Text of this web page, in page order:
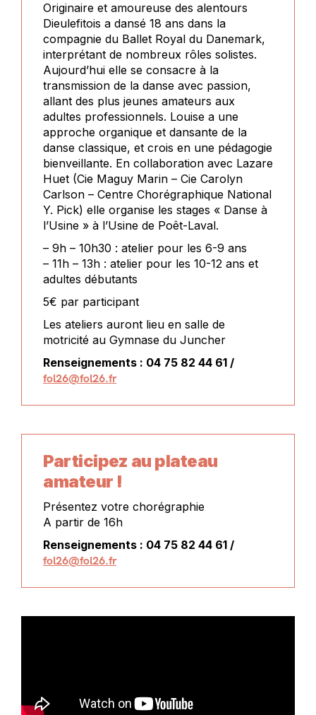
Originaire et amoureuse des alentours
Dieulefitois a dansé 18 ans dans la
compagnie du Ballet Royal du Danemark,
interprétant de nombreux rôles solistes.
Aujourd’hui elle se consacre à la
transmission de la danse avec passion,
allant des plus jeunes amateurs aux
adultes professionnels. Louise a une
approche organique et dansante de la
danse classique, et crois en une pédagogie
bienveillante. En collaboration avec Lazare
Huet (Cie Maguy Marin – Cie Carolyn
Carlson – Centre Chorégraphique National
Y. Pick) elle organise les stages « Danse à
l’Usine » à l’Usine de Poêt-Laval.
– 9h – 10h30 : atelier pour les 6-9 ans
– 11h – 13h : atelier pour les 10-12 ans et
adultes débutants
5€ par participant
Les ateliers auront lieu en salle de
motricité au Gymnase du Juncher
Renseignements : 04 75 82 44 61 /
fol26@fol26.fr
Participez au plateau
amateur !
Présentez votre chorégraphie
A partir de 16h
Renseignements : 04 75 82 44 61 /
fol26@fol26.fr